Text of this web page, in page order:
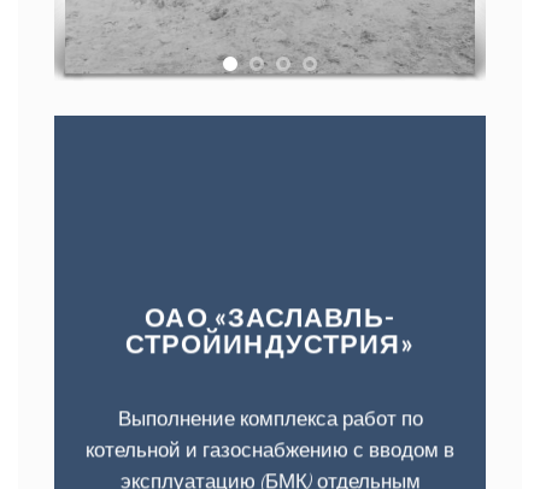
ОАО «ЗАСЛАВЛЬ-
СТРОЙИНДУСТРИЯ»
Выполнение комплекса работ по
котельной и газоснабжению с вводом в
эксплуатацию (БМК) отдельным